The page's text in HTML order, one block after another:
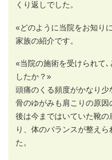
くり返しでした。
«どのように当院をお知り
家族の紹介です。
«当院の施術を受けられて
したか？»
頭痛のくる頻度がかなり
骨のゆがみも肩こりの原
後は今まではいていた靴
り、体のバランスが整え
た。